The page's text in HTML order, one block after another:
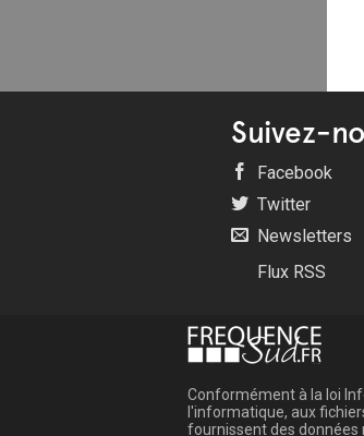
Suivez-
Facebook
Twitter
Newsletters
Flux RSS
Conformément à la loi
l'informatique, aux
fournissent des